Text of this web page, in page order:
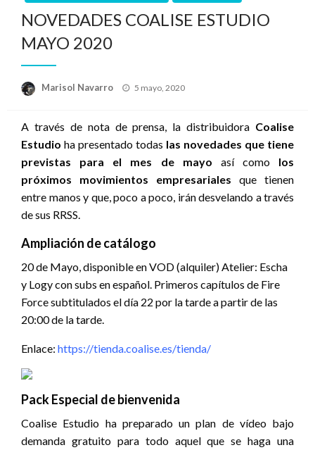
NOVEDADES COALISE ESTUDIO
MAYO 2020
Marisol Navarro
Publicado
5 mayo, 2020
A través de nota de prensa, la distribuidora Coalise
Estudio ha presentado todas las novedades que tiene
previstas para el mes de mayo así como los
próximos movimientos empresariales que tienen
entre manos y que, poco a poco, irán desvelando a través
de sus RRSS.
Ampliación de catálogo
20 de Mayo, disponible en VOD (alquiler) Atelier: Escha
y Logy con subs en español. Primeros capítulos de Fire
Force subtitulados el día 22 por la tarde a partir de las
20:00 de la tarde.
Enlace: https://tienda.coalise.es/tienda/
Pack Especial de bienvenida
Coalise Estudio ha preparado un plan de vídeo bajo
demanda gratuito para todo aquel que se haga una